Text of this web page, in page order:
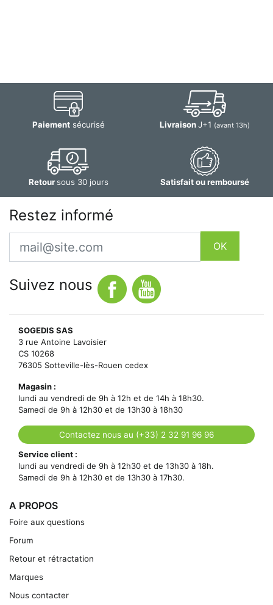
Paiementsécurisé LivraisonJ+1 (avant 13h)
Retoursous 30 jours Satisfait ou remboursé
Restez informé
Email
OK
Suivez nous
SOGEDIS SAS
3 rue Antoine Lavoisier
CS 10268
76305 Sotteville-lès-Rouen cedex
Magasin :
lundi au vendredi de 9h à 12h et de 14h à 18h30.
Samedi de 9h à 12h30 et de 13h30 à 18h30
Contactez nous au (+33) 2 32 91 96 96
Service client :
lundi au vendredi de 9h à 12h30 et de 13h30 à 18h.
Samedi de 9h à 12h30 et de 13h30 à 17h30.
A PROPOS
Foire aux questions
Forum
Retour et rétractation
Marques
Nous contacter